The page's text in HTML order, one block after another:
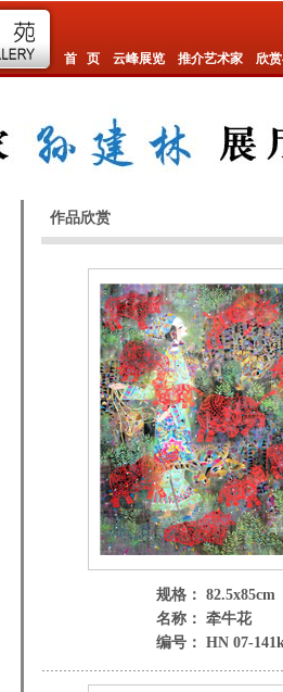
首 页 云峰展览 推介艺术家 欣
作品欣赏
规格： 82.5x85cm
名称： 牵牛花
编号： HN 07-